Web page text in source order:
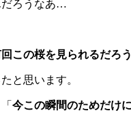
だろうなあ…
この桜を見られるだろう
と思います。
今この瞬間のためだけ